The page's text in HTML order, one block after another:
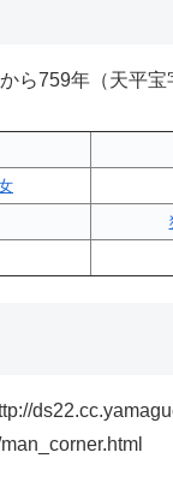
ら759年（天平宝